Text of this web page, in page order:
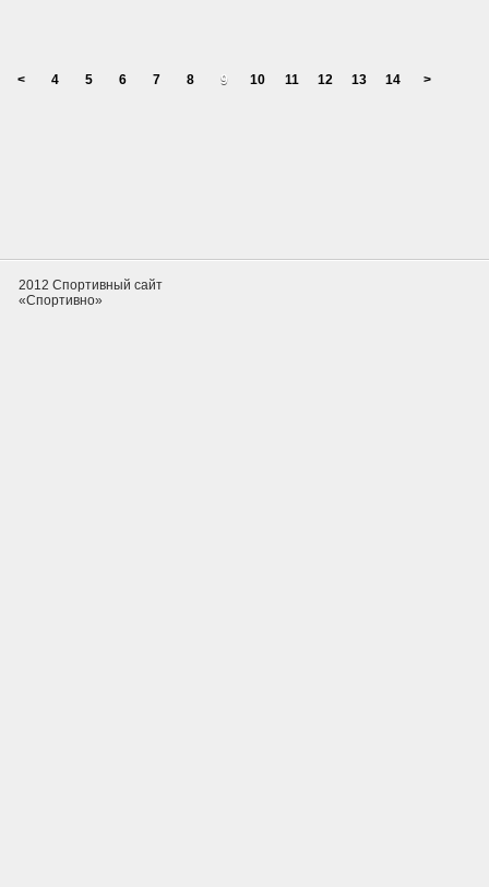
< 4 5 6 7 8 9 10 11 12 13 14 >
2012 Спортивный сайт
«Спортивно»